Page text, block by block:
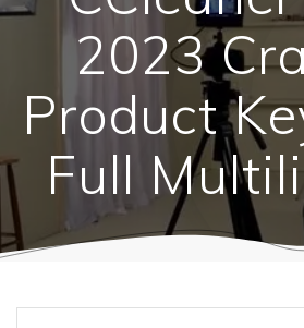
2023
Product
Full